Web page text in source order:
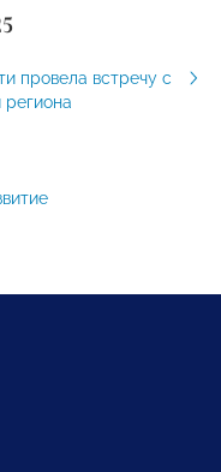
провела встречу с